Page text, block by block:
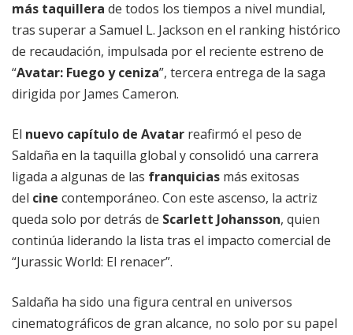
más taquillera de todos los tiempos a nivel mundial,
tras superar a Samuel L. Jackson en el ranking histórico
de recaudación, impulsada por el reciente estreno de
“Avatar: Fuego y ceniza”, tercera entrega de la saga
dirigida por James Cameron.
El nuevo capítulo de Avatar reafirmó el peso de
Saldaña en la taquilla global y consolidó una carrera
ligada a algunas de las franquicias más exitosas
del cine contemporáneo. Con este ascenso, la actriz
queda solo por detrás de Scarlett Johansson, quien
continúa liderando la lista tras el impacto comercial de
“Jurassic World: El renacer”.
Saldaña ha sido una figura central en universos
cinematográficos de gran alcance, no solo por su papel